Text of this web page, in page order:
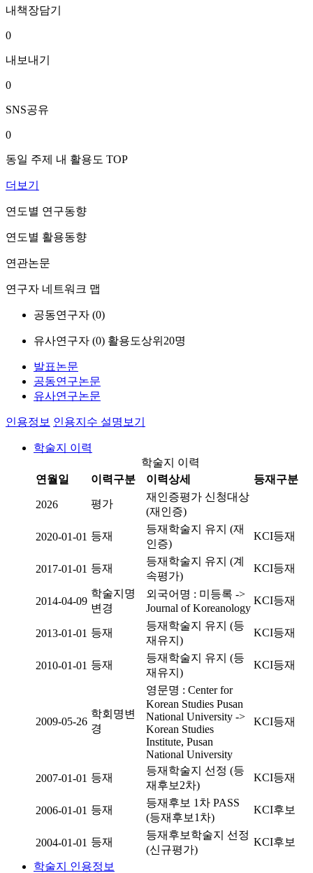
내책장담기
0
내보내기
0
SNS공유
0
동일 주제 내 활용도 TOP
더보기
연도별 연구동향
연도별 활용동향
연관논문
연구자 네트워크 맵
공동연구자 (0)
유사연구자 (0) 활용도상위20명
발표논문
공동연구논문
유사연구논문
인용정보 인용지수 설명보기
학술지 이력
학술지 이력
연월일
이력구분 이력상세 등재구분
2026 평가
재인증평가 신청대상
(재인증)
2020-01-01 등재
등재학술지 유지 (재
인증)
KCI등재
2017-01-01 등재
등재학술지 유지 (계
속평가)
KCI등재
2014-04-09
학술지명
변경
외국어명 : 미등록 ->
Journal of Koreanology
KCI등재
2013-01-01 등재
등재학술지 유지 (등
재유지)
KCI등재
2010-01-01 등재
등재학술지 유지 (등
재유지)
KCI등재
2009-05-26
학회명변
경
영문명 : Center for
Korean Studies Pusan
National University ->
Korean Studies
Institute, Pusan
National University
KCI등재
2007-01-01 등재
등재학술지 선정 (등
재후보2차)
KCI등재
2006-01-01 등재
등재후보 1차 PASS
(등재후보1차)
KCI후보
2004-01-01 등재
등재후보학술지 선정
(신규평가)
KCI후보
학술지 인용정보